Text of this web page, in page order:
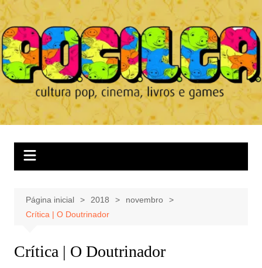
Ir
para
o
conteúdo
Página inicial 2018
novembro
Crítica | O Doutrinador
Crítica | O Doutrinador